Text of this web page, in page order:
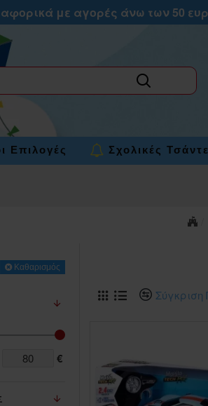
με αγορές άνω των 50
Επιλογές Σχολικές
Καθαρισμός
€
Σύγκριση